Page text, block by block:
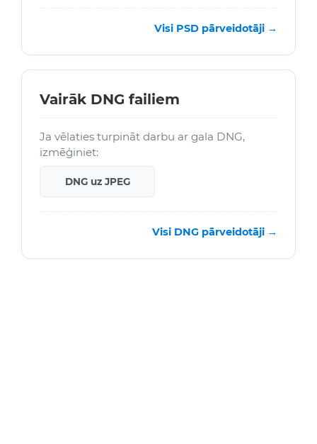
Visi PSD pārveidotāji →
Vairāk DNG failiem
Ja vēlaties turpināt darbu ar gala DNG,
izmēģiniet:
DNG uz JPEG
Visi DNG pārveidotāji →